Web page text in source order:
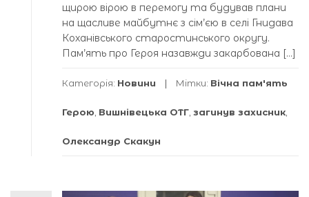
щирою вірою в перемогу та будував плани
на щасливе майбутнє з сім’єю в селі Гнидава
Коханівського старостинського округу.
Пам’ять про Героя назавжди закарбована […]
Категорія: Новини Мітки: Вічна пам'ять
Герою Вишнівецька ОТГ загинув захисник
Олександр Скакун